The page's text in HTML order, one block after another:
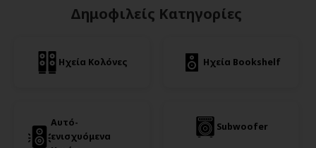
Δημοφιλείς Κατηγορίες
Ηχεία Κολόνες Ηχεία Bookshelf
Αυτό-
ενισχυόμενα
Subwoofer